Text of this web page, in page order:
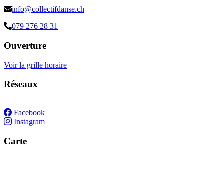
info@collectifdanse.ch
079 276 28 31
Ouverture
Voir la grille horaire
Réseaux
Facebook
Instagram
Carte